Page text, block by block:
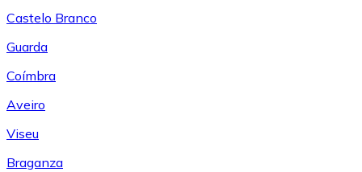
Castelo Branco
Guarda
Coímbra
Aveiro
Viseu
Braganza